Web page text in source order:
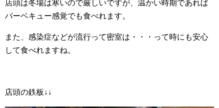
店頭は冬場は寒いので厳しいですが、温かい時期であれば
バーベキュー感覚でも食べれます。
また、感染症などが流行って密室は・・・って時にも安心
して食べれますね。
店頭の鉄板↓↓